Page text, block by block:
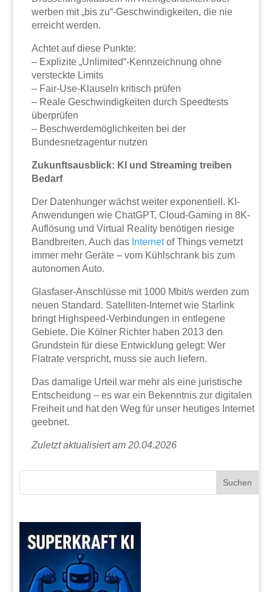
werben mit „bis zu“-Geschwindigkeiten, die nie
erreicht werden.
Achtet auf diese Punkte:
– Explizite „Unlimited“-Kennzeichnung ohne
versteckte Limits
– Fair-Use-Klauseln kritisch prüfen
– Reale Geschwindigkeiten durch Speedtests
überprüfen
– Beschwerdemöglichkeiten bei der
Bundesnetzagentur nutzen
Zukunftsausblick: KI und Streaming treiben
Bedarf
Der Datenhunger wächst weiter exponentiell. KI-
Anwendungen wie ChatGPT, Cloud-Gaming in 8K-
Auflösung und Virtual Reality benötigen riesige
Bandbreiten. Auch das Internetof Things vernetzt
immer mehr Geräte – vom Kühlschrank bis zum
autonomen Auto.
Glasfaser-Anschlüsse mit 1000 Mbit/s werden zum
neuen Standard. Satelliten-Internet wie Starlink
bringt Highspeed-Verbindungen in entlegene
Gebiete. Die Kölner Richter haben 2013 den
Grundstein für diese Entwicklung gelegt: Wer
Flatrate verspricht, muss sie auch liefern.
Das damalige Urteil war mehr als eine juristische
Entscheidung – es war ein Bekenntnis zur digitalen
Freiheit und hat den Weg für unser heutiges Internet
geebnet.
Zuletzt aktualisiert am 20.04.2026